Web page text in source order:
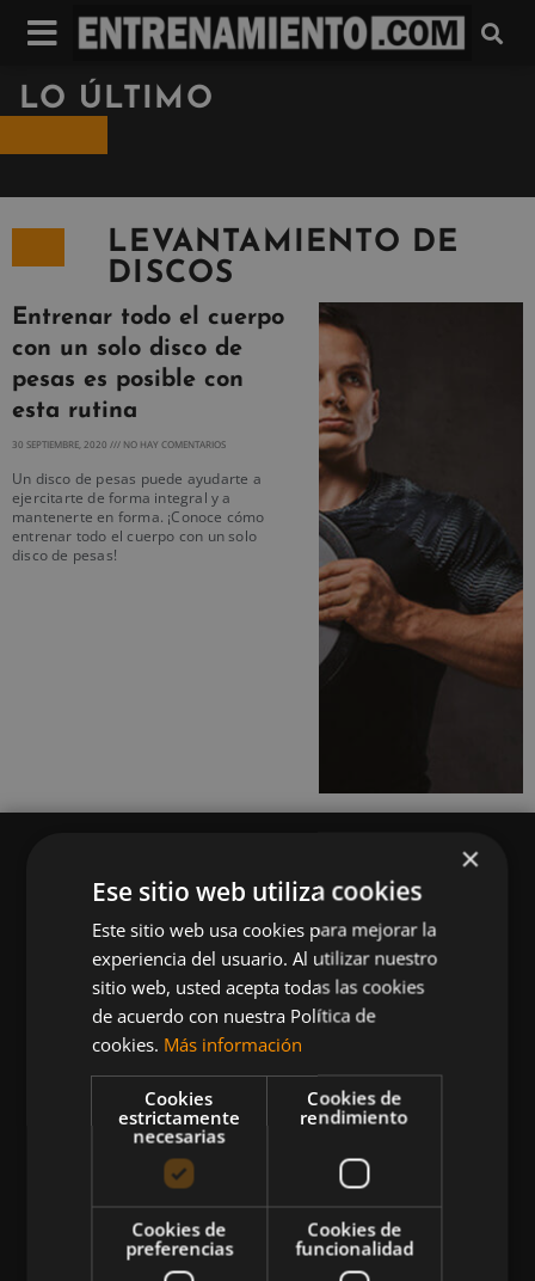
LO ÚLTIMO
LEVANTAMIENTO DE
DISCOS
Entrenar todo el cuerpo
con un solo disco de
pesas es posible con
esta rutina
30 SEPTIEMBRE, 2020 NO HAY COMENTARIOS
Un disco de pesas puede ayudarte a
ejercitarte de forma integral y a
mantenerte en forma. ¡Conoce cómo
entrenar todo el cuerpo con un solo
disco de pesas!
Queremos mantenerte al día en temas de
deportes, fitness, nutrición, salud, recetas
saludables y tecnología aplicada al deporte y la
vida sana.
CATEGORÍAS
Atletismo
×
Ese sitio web utiliza cookies
Este sitio web usa cookies para mejorar la
experiencia del usuario. Al utilizar nuestro
sitio web, usted acepta todas las cookies
de acuerdo con nuestra Política de
cookies. Más información
Cookies
estrictamente
necesarias
Cookies de
rendimiento
Cookies de
preferencias
Cookies de
funcionalidad